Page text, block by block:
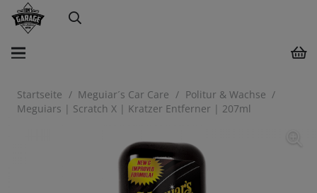
Startseite / Meguiar´s Car Care / Politur & Wachse /
Meguiars | Scratch X | Kratzer Entferner | 207ml